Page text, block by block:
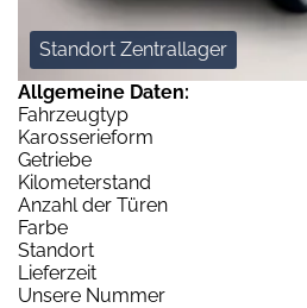
Standort Zentrallager
Allgemeine Daten:
Fahrzeugtyp
Karosserieform
Getriebe
Kilometerstand
Anzahl der Türen
Farbe
Standort
Lieferzeit
Unsere Nummer